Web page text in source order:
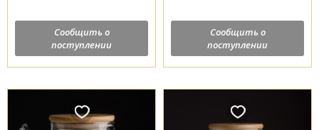
Сообщить о
поступлении
Сообщить о
поступлении